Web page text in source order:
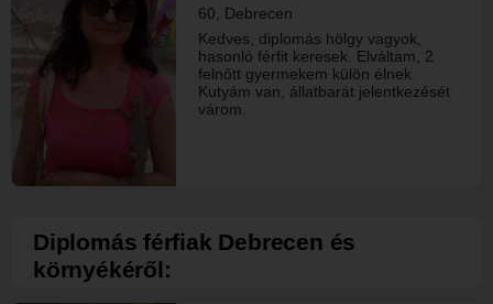
60, Debrecen
Kedves, diplomás hölgy vagyok,
hasonló férfit keresek. Elváltam, 2
felnőtt gyermekem külön élnek.
Kutyám van, állatbarát jelentkezését
várom.
Diplomás férfiak Debrecen és
környékéről: